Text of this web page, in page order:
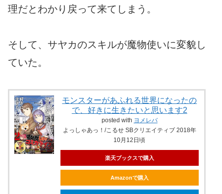
理だとわかり戻って来てしまう。
そして、サヤカのスキルが魔物使いに変貌し
ていた。
モンスターがあふれる世界になったの
で、好きに生きたいと思います2
posted with ヨメレバ
よっしゃあっ！/こるせ SBクリエイティブ 2018年
10月12日頃
楽天ブックスで購入
Amazonで購入